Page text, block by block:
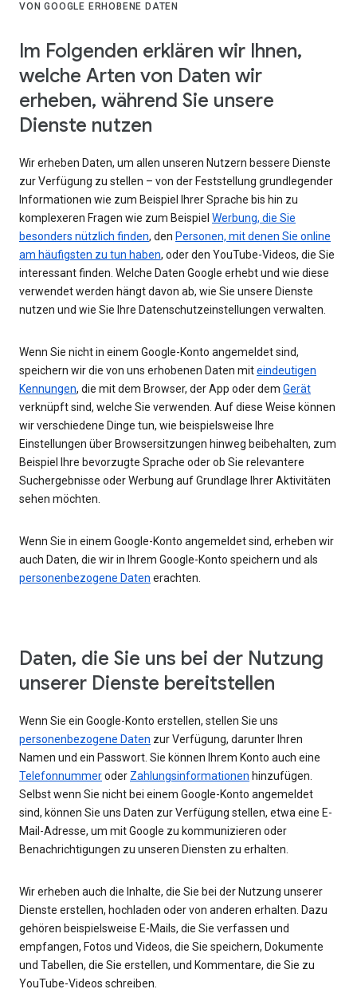
VON GOOGLE ERHOBENE DATEN
Im Folgenden erklären wir Ihnen,
welche Arten von Daten wir
erheben, während Sie unsere
Dienste nutzen
Wir erheben Daten, um allen unseren Nutzern bessere Dienste
zur Verfügung zu stellen – von der Feststellung grundlegender
Informationen wie zum Beispiel Ihrer Sprache bis hin zu
komplexeren Fragen wie zum Beispiel Werbung, die Sie
besonders nützlich finden, den Personen, mit denen Sie online
am häufigsten zu tun haben, oder den YouTube-Videos, die Sie
interessant finden. Welche Daten Google erhebt und wie diese
verwendet werden hängt davon ab, wie Sie unsere Dienste
nutzen und wie Sie Ihre Datenschutzeinstellungen verwalten.
Wenn Sie nicht in einem Google-Konto angemeldet sind,
speichern wir die von uns erhobenen Daten miteindeutigen
Kennungen, die mit dem Browser, der App oder dem Gerät
verknüpft sind, welche Sie verwenden. Auf diese Weise können
wir verschiedene Dinge tun, wie beispielsweise Ihre
Einstellungen über Browsersitzungen hinweg beibehalten, zum
Beispiel Ihre bevorzugte Sprache oder ob Sie relevantere
Suchergebnisse oder Werbung auf Grundlage Ihrer Aktivitäten
sehen möchten.
Wenn Sie in einem Google-Konto angemeldet sind, erheben wir
auch Daten, die wir in Ihrem Google-Konto speichern und als
personenbezogene Daten erachten.
Daten, die Sie uns bei der Nutzung
unserer Dienste bereitstellen
Wenn Sie ein Google-Konto erstellen, stellen Sie uns
personenbezogene Daten zur Verfügung, darunter Ihren
Namen und ein Passwort. Sie können Ihrem Konto auch eine
Telefonnummeroder Zahlungsinformationen hinzufügen.
Selbst wenn Sie nicht bei einem Google-Konto angemeldet
sind, können Sie uns Daten zur Verfügung stellen, etwa eine E-
Mail-Adresse, um mit Google zu kommunizieren oder
Benachrichtigungen zu unseren Diensten zu erhalten.
Wir erheben auch die Inhalte, die Sie bei der Nutzung unserer
Dienste erstellen, hochladen oder von anderen erhalten. Dazu
gehören beispielsweise E-Mails, die Sie verfassen und
empfangen, Fotos und Videos, die Sie speichern, Dokumente
und Tabellen, die Sie erstellen, und Kommentare, die Sie zu
YouTube-Videos schreiben.